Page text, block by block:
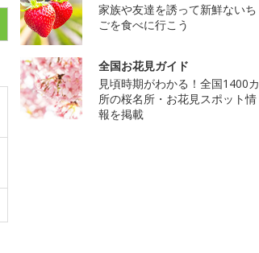
家族や友達を誘って新鮮ないち
ごを食べに行こう
全国お花見ガイド
見頃時期がわかる！全国1400カ
所の桜名所・お花見スポット情
報を掲載